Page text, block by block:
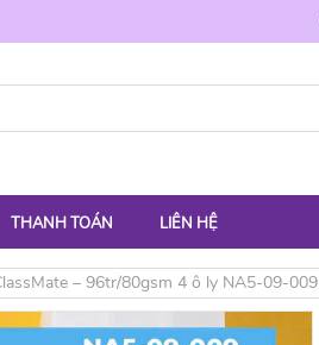
THANH TOÁN LIÊN HỆ
– 96tr/80gsm 4 ô ly NA5-09-009